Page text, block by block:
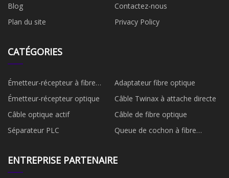
Blog
Contactez-nous
Plan du site
Privacy Policy
CATÉGORIES
Émetteur-récepteur à fibre
optique
Adaptateur fibre optique
Émetteur-récepteur optique
Câble Twinax à attache directe
Câble optique actif
Câble de fibre optique
Séparateur PLC
Queue de cochon à fibre
ENTREPRISE PARTENAIRE